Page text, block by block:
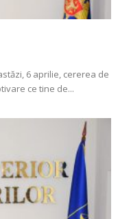
6 aprilie, cererea de
ce tine de...